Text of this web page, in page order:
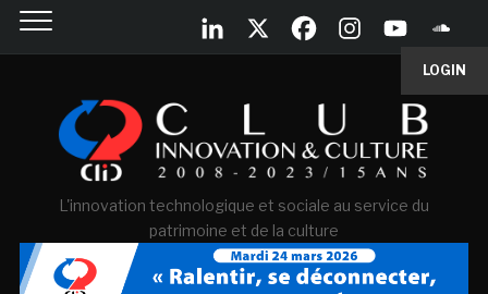
LOGIN
L'innovation technologique et sociale au service du
patrimoine et de la culture